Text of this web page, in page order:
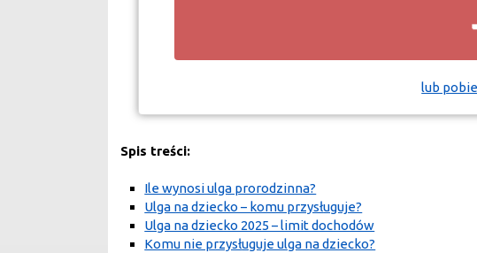
lub
Spis treści:
Ile wynosi ulga prorodzinna?
Ulga na dziecko – komu przysługuje?
Ulga na dziecko 2025 – limit dochodów
Komu nie przysługuje ulga na dziecko?